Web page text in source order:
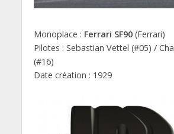
Monoplace : Ferrari SF90(Ferrari)
Pilotes : Sebastian Vettel (#05) /
(#16)
Date création : 1929